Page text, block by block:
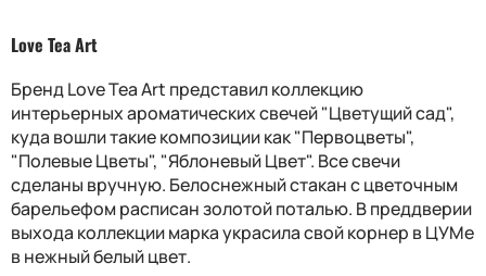
Love Tea Art
Бренд Love Tea Art представил коллекцию
интерьерных ароматических свечей "Цветущий сад",
куда вошли такие композиции как "Первоцветы",
"Полевые Цветы", "Яблоневый Цвет". Все свечи
сделаны вручную. Белоснежный стакан с цветочным
барельефом расписан золотой поталью. В преддверии
выхода коллекции марка украсила свой корнер в ЦУМе
в нежный белый цвет.